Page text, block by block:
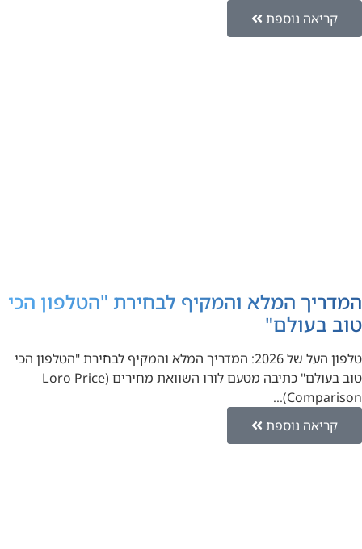
קריאה נוספת
המדריך המלא והמקיף לבחירת "הטלפון הכי
טוב בעולם"
טלפון העל של 2026: המדריך המלא והמקיף לבחירת "הטלפון הכי
טוב בעולם" כתיבה מטעם לורו השוואת מחירים (Loro Price
Comparison)…
קריאה נוספת